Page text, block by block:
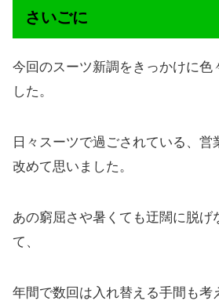
さいごに
今回のスーツ新調をきっかけに色
した。
日々スーツで過ごされている、営
改めて思いました。
あの窮屈さや暑くても迂闊に脱げ
て、
年間で数回は入れ替える手間も考